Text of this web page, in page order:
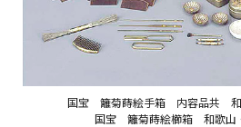
国宝 籬菊蒔絵手箱 内容品共 和
国宝 籬菊蒔絵櫛箱 和歌山